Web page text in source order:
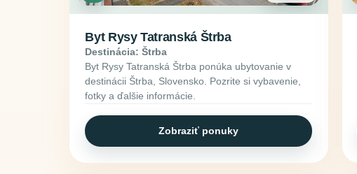
Byt Rysy Tatranská Štrba
Destinácia: Štrba
Byt Rysy Tatranská Štrba ponúka ubytovanie v
destinácii Štrba, Slovensko. Pozrite si vybavenie,
fotky a ďalšie informácie.
Zobraziť ponuky